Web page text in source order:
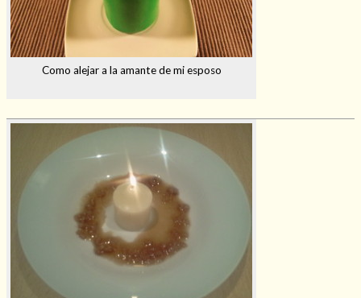
Como alejar a la amante de mi esposo